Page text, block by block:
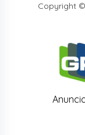
Copyright ©